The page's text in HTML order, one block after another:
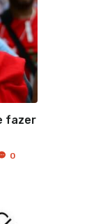
fazer
0